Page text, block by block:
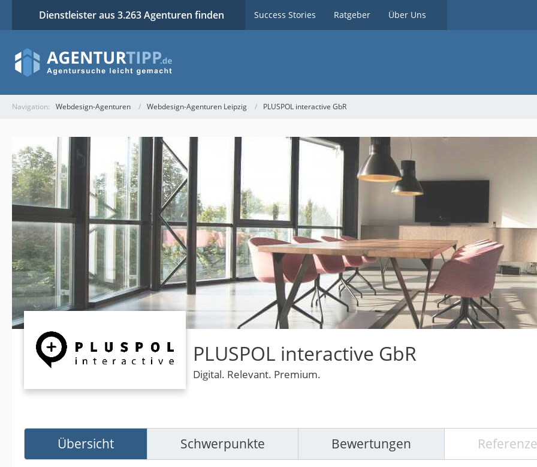
Dienstleister aus 3.263 Agenturen finden Success Stories Ratgeber Über Uns
Navigation: Webdesign-Agenturen Webdesign-Agenturen Leipzig PLUSPOL interactive GbR
PLUSPOL interactive GbR
Digital. Relevant. Premium.
Übersicht Schwerpunkte Bewertungen